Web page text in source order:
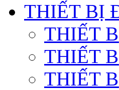
THIẾT BỊ
THIẾT
THIẾT
THIẾT